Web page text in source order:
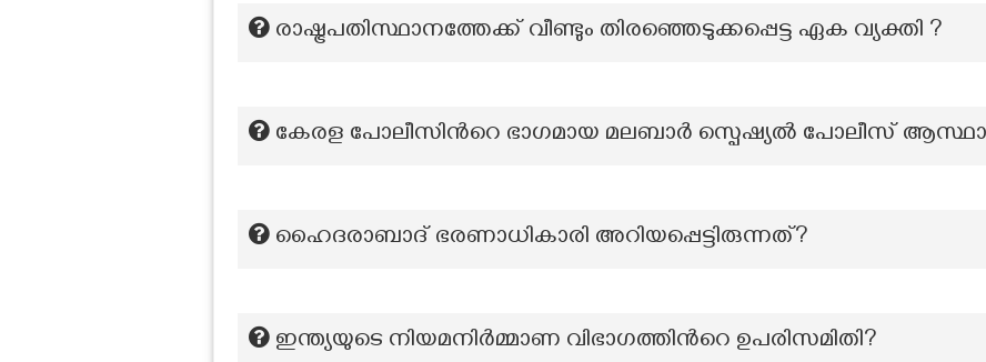
രാഷ്ട്രപതിസ്ഥാനത്തേക്ക് വീണ്ടും തിരഞ്ഞെടുക്കപ്പെട്ട ഏക വ്യക്തി ?
കേരള പോലീസിൻറെ ഭാഗമായ മലബാർ സ്പെഷ്യൽ പോലീസ്
ഹൈദരാബാദ് ഭരണാധികാരി അറിയപ്പെട്ടിരുന്നത്?
ഇന്ത്യയുടെ നിയമനിർമ്മാണ വിഭാഗത്തിന്‍റെ ഉപരിസമിതി?